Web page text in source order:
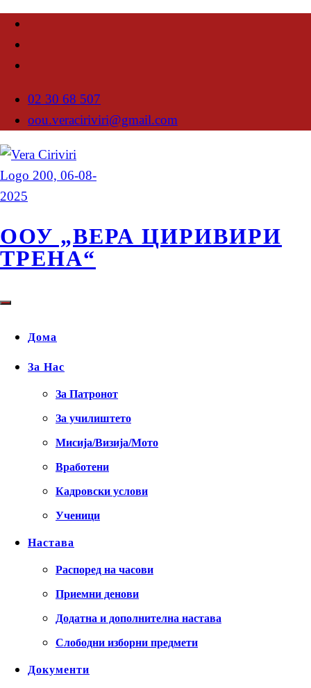
02 30 68 507
oou.veraciriviri@gmail.com
ООУ „ВЕРА ЦИРИВИРИ
ТРЕНА“
Дома
За Нас
За Патронот
За училиштето
Мисија/Визија/Мото
Вработени
Кадровски услови
Ученици
Настава
Распоред на часови
Приемни денови
Додатна и дополнителна настава
Слободни изборни предмети
Документи